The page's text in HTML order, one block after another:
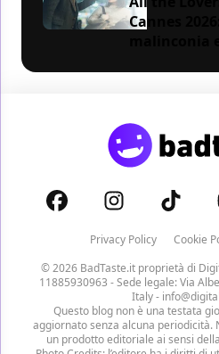
Cannes
Privacy Policy Cookie
© 2026 BadTaste.it proprietà di
11885930963 - Sede legale: Via
Italy -
Questo blog non è una testata
aggiornato senza alcuna periodicità.
un prodotto editoriale ai sensi